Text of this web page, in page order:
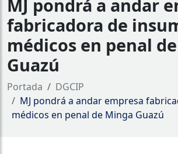
MJ pondrá a andar
fabricadora de
médicos en penal
Guazú
Portada
DGCIP
MJ pondrá a andar empresa
médicos en penal de Minga Guazú